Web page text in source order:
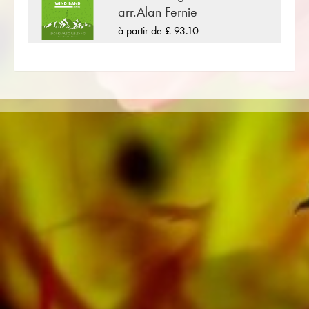
«Slipping Through My Fingers» est l'une des
nombreuses compositions de musique pour
côté de Benny Andersson & Björn Ulvaeus plus
pour la maison d'édition musicale suisse. En
plus de la partition pour Orchestre d'Harmonie
vous trouverez également de la littérature dans
d'autres formats tels que Brass Band,
Ensemble de cuivres, Ensemble à vent,
Orchestre Symphonique aussi bien que CDs et
Éducation musicale. Une grande partie de la
littérature de l'éditeur provenant de fanfares
de premier plan telles que le Black Dyke
Band, le Cory Band, le Brighouse & Rastrick
Band ou l'Oberaargauer Brass Band a été
arr.Alan Fernie
à partir de £ 93.10